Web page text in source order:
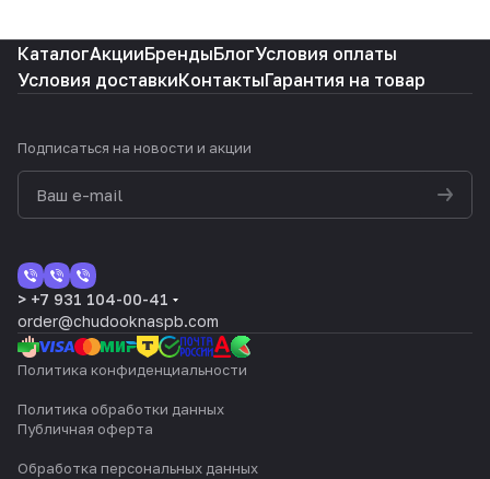
КаталогАкцииБрендыБлогУсловия оплаты
Условия доставкиКонтактыГарантия на товар
Подписаться на новости и акции
> +7 931 104-00-41
order@chudooknaspb.com
Политика конфиденциальности
Политика обработки данных
Публичная оферта
Обработка персональных данных